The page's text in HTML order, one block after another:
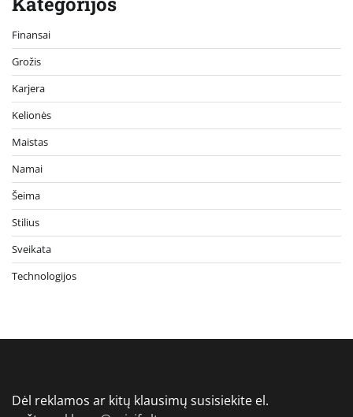
Finansai
Grožis
Karjera
Kelionės
Maistas
Namai
Šeima
Stilius
Sveikata
Technologijos
Dėl reklamos ar kitų klausimų susisiekite el.